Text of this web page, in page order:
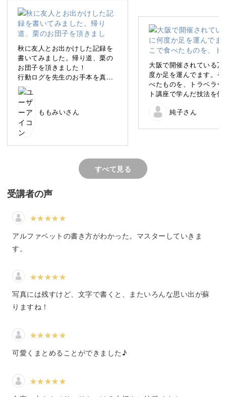
今回の講座では、1つ５分からできる「トラベルノート18
の基本テクニック」を学んでいきましょう♪
例えば、旅の楽しみの１つである「食事」なら、こんな3
つのパターンでまとめることが可能です。
◎多品料理のまとめ方
◎コース料理のまとめ方
◎3食ミールログ風のまとめ方
いろいろな表現のパターンを身につけることで、より自分
らしい旅の記録づくりを楽しんでいきましょう。
その他「食事」以外にも「やったこと」「買ったもの」
ックをご紹介します。
旅行好きさんはもちろん、大切な思い出を何かしらの形で
しっかり残しておきたいと感じている方は必見ですよ。
秋に友人とお出かけした記録を
書いてみました。帰り道、栗の
お団子を頂きました！
行動ログを先生のお手本を真似
て書いてみるとまとまった感じ
が出ました。これからも学んで
いきたいと思います。
ももみいさん
大阪で開催されている万
度か足を運んでます。そ
べたものを、トラベラー
ト講座で学んだ技法を
純子さん
すべて見る
受講者の声
アルファベットの書き方がわかった。マスターしていきま
す。
写真には残すけど、文字で書くと、またいろんな思い出が蘇
りますね！
可愛くまとめることができました♪